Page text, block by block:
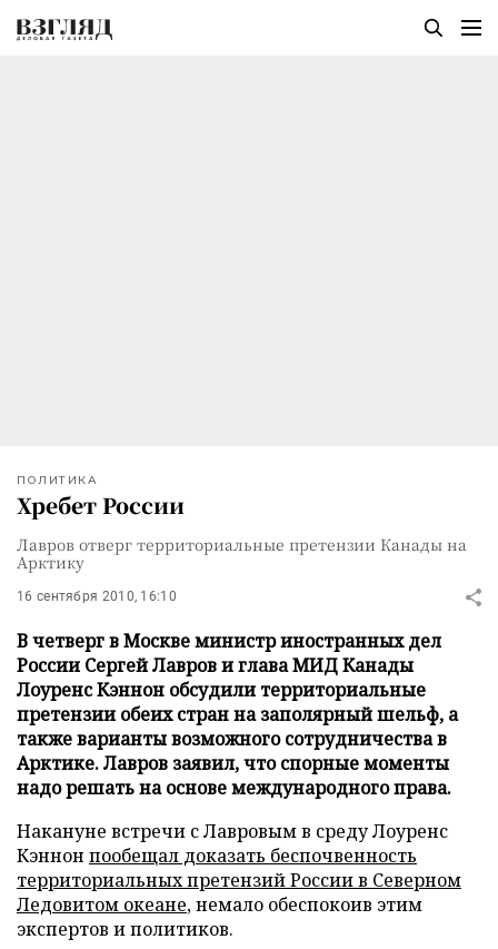
ПОЛИТИКА
Хребет России
Лавров отверг территориальные претензии Канады на
Арктику
16 сентября 2010, 16:10
В четверг в Москве министр иностранных дел
России Сергей Лавров и глава МИД Канады
Лоуренс Кэннон обсудили территориальные
претензии обеих стран на заполярный шельф, а
также варианты возможного сотрудничества в
Арктике. Лавров заявил, что спорные моменты
надо решать на основе международного права.
Накануне встречи с Лавровым в среду Лоуренс
Кэннон пообещал доказать беспочвенность
территориальных претензий России в Северном
Ледовитом океане, немало обеспокоив этим
экспертов и политиков.